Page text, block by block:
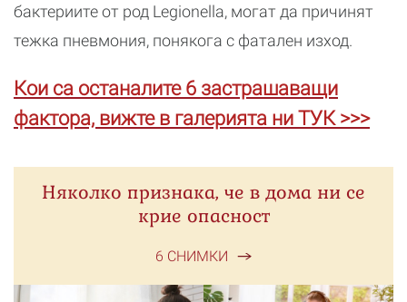
бактериите от род Legionella, могат да причинят
тежка пневмония, понякога с фатален изход.
Кои са останалите 6 застрашаващи
фактора, вижте в галерията ни ТУК >>>
Няколко признака, че в дома ни се
крие опасност
6 СНИМКИ